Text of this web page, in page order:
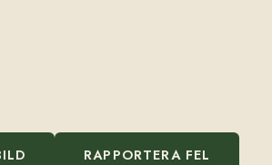
RAPPORTERA FEL